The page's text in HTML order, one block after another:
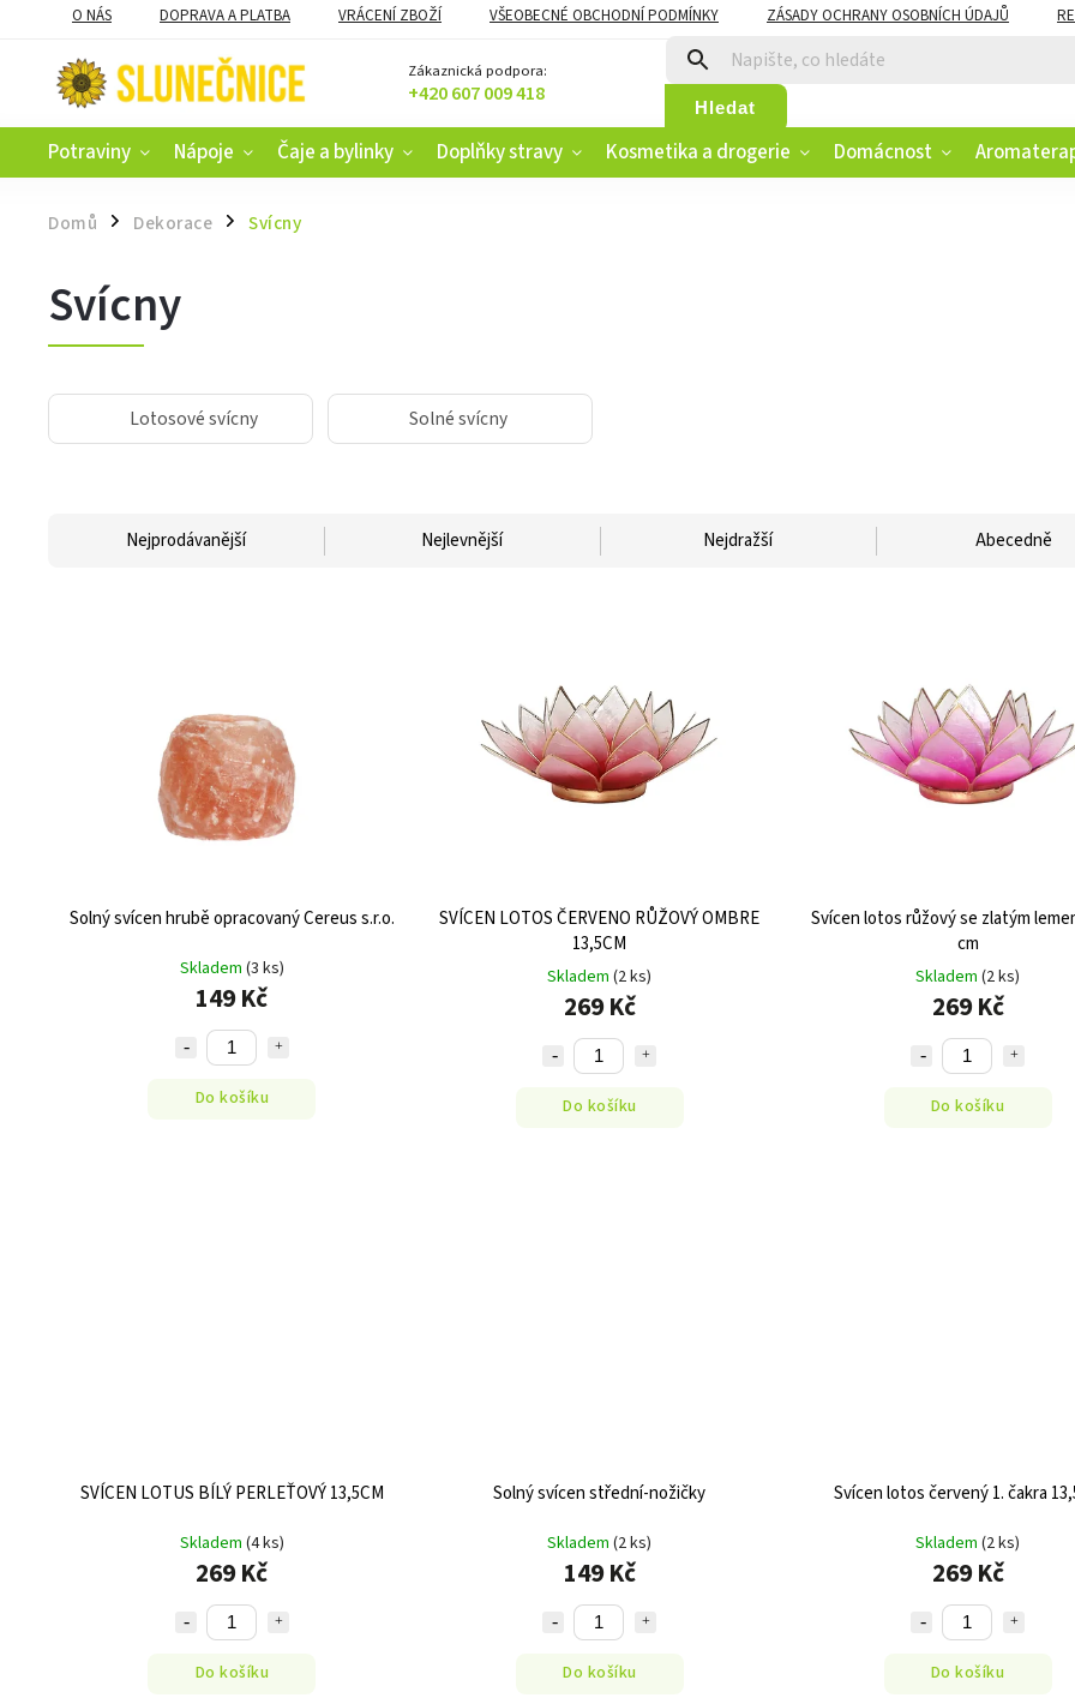
O NÁS DOPRAVA A PLATBA VRÁCENÍ ZBOŽÍ VŠEOBECNÉ OBCHODNÍ PODMÍNKY ZÁSADY OCHRANY OSOBNÍCH ÚDAJŮ
VĚRNOSTNÍ PROGRAM
Zákaznická podpora:
+420 607 009 418 Hledat
Potraviny Nápoje Čaje a bylinky Doplňky stravy Kosmetika a drogerie Domácnost
Domů / Dekorace / Svícny
Svícny
Lotosové svícny Solné svícny
Nejprodávanější Nejlevnější Nejdražší Abecedně
Solný svícen hrubě opracovanýCereus s.r.o.
Skladem (3 ks)
149 Kč
Do košíku
SVÍCEN LOTOS ČERVENO RŮŽOVÝ OMBRE
13,5CM
Skladem(2 ks)
269 Kč
Do košíku
Svícen lotos růžový se zlatým
cm
Skladem(2 ks)
269 Kč
Do košíku
SVÍCEN LOTUS BÍLÝ PERLEŤOVÝ 13,5CM
Skladem (4 ks)
269 Kč
Do košíku
Solný svícen střední-nožičky
Skladem(2 ks)
149 Kč
Do košíku
Svícen lotos červený 1. čakra
Skladem(2 ks)
269 Kč
Do košíku